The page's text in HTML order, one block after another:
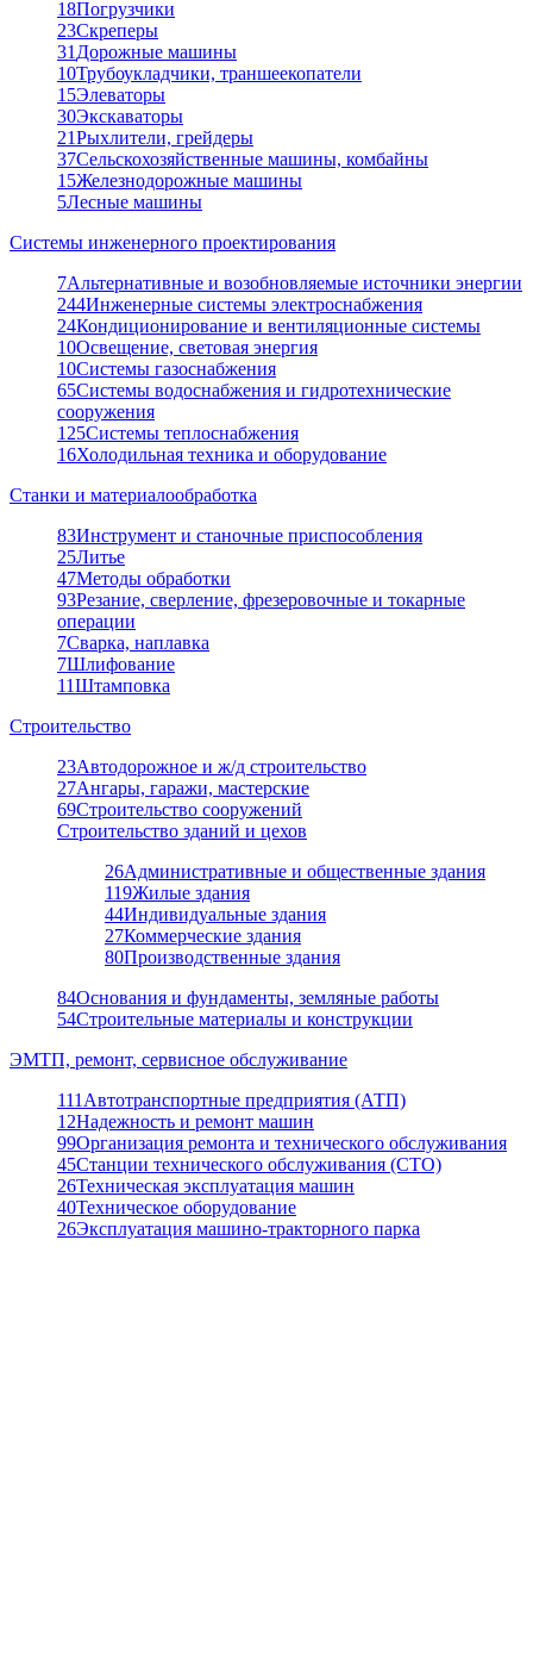
18Погрузчики
23Скреперы
31 Дорожные машины
10Трубоукладчики, траншеекопатели
15Элеваторы
30Экскаваторы
21Рыхлители, грейдеры
37Сельскохозяйственные машины, комбайны
15Железнодорожные машины
5Лесные машины
Системы инженерного проектирования
7Альтернативные и возобновляемые источники энергии
244Инженерные системы электроснабжения
24Кондиционирование и вентиляционные системы
10Освещение, световая энергия
10Системы газоснабжения
65Системы водоснабжения и гидротехнические
сооружения
125Системы теплоснабжения
16Холодильная техника и оборудование
Станки и материалообработка
83Инструмент и станочные приспособления
25Литье
47Методы обработки
93Резание, сверление, фрезеровочные и токарные
операции
7Сварка, наплавка
7Шлифование
11Штамповка
Строительство
23Автодорожное и ж/д строительство
27Ангары, гаражи, мастерские
69Строительство сооружений
Строительство зданий и цехов
26Административные и общественные здания
119Жилые здания
44Индивидуальные здания
27Коммерческие здания
80Производственные здания
84Основания и фундаменты, земляные работы
54Строительные материалы и конструкции
ЭМТП, ремонт, сервисное обслуживание
111 Автотранспортные предприятия (АТП)
12Надежность и ремонт машин
99Организация ремонта и технического обслуживания
45Станции технического обслуживания (СТО)
26Техническая эксплуатация машин
40Техническое оборудование
26Эксплуатация машино-тракторного парка